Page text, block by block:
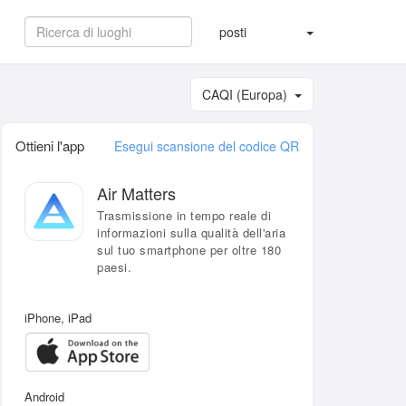
posti
CAQI (Europa)
Ottieni l'app Esegui scansione del codice QR
Air Matters
Trasmissione in tempo reale di
informazioni sulla qualità dell'aria
sul tuo smartphone per oltre 180
paesi.
iPhone, iPad
Android